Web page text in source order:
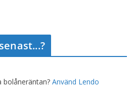
bolåneräntan? Använd Lendo